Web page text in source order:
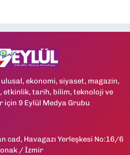
ekonomi, siyaset, magazin,
etkinlik, tarih, bilim, teknoloji ve
için 9 Eylül Medya Grubu
cad, Havagazı Yerleşkesi No:16/6
/ İzmir